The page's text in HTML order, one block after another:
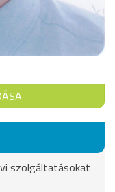
szolgáltatásokat